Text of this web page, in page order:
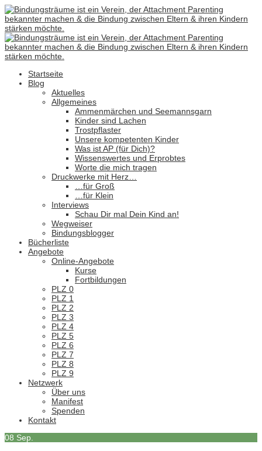
Startseite
Blog
Aktuelles
Allgemeines
Ammenmärchen und Seemannsgarn
Kinder sind Lachen
Trostpflaster
Unsere kompetenten Kinder
Was ist AP (für Dich)?
Wissenswertes und Erprobtes
Worte die mich tragen
Druckwerke mit Herz…
…für Groß
…für Klein
Interviews
Schau Dir mal Dein Kind an!
Wegweiser
Bindungsblogger
Bücherliste
Angebote
Online-Angebote
Kurse
Fortbildungen
PLZ 0
PLZ 1
PLZ 2
PLZ 3
PLZ 4
PLZ 5
PLZ 6
PLZ 7
PLZ 8
PLZ 9
Netzwerk
Über uns
Manifest
Spenden
Kontakt
08 Sep.